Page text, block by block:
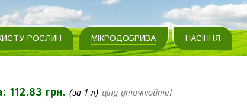
РОСЛИН МІКРОДОБРИВА НАСІННЯ
112.83 грн. (за 1 л) ціну уточнюйте!